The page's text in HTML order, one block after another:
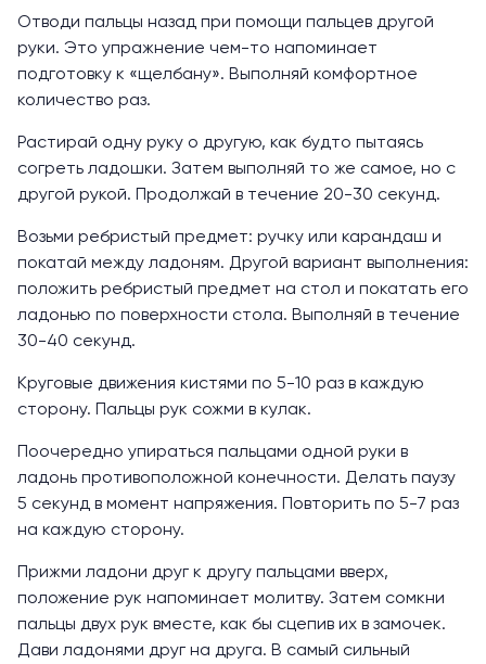
Отводи пальцы назад при помощи пальцев другой
руки. Это упражнение чем-то напоминает
подготовку к «щелбану». Выполняй комфортное
количество раз.
Растирай одну руку о другую, как будто пытаясь
согреть ладошки. Затем выполняй то же самое, но с
другой рукой. Продолжай в течение 20-30 секунд.
Возьми ребристый предмет: ручку или карандаш и
покатай между ладоням. Другой вариант выполнения:
положить ребристый предмет на стол и покатать его
ладонью по поверхности стола. Выполняй в течение
30-40 секунд.
Круговые движения кистями по 5-10 раз в каждую
сторону. Пальцы рук сожми в кулак.
Поочередно упираться пальцами одной руки в
ладонь противоположной конечности. Делать паузу
5 секунд в момент напряжения. Повторить по 5-7 раз
на каждую сторону.
Прижми ладони друг к другу пальцами вверх,
положение рук напоминает молитву. Затем сомкни
пальцы двух рук вместе, как бы сцепив их в замочек.
Дави ладонями друг на друга. В самый сильный